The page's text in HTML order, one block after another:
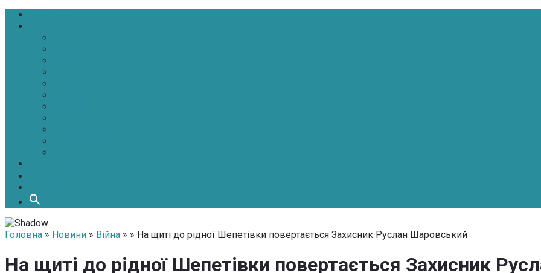
Головна » Новини » Війна » » На щиті до рідної Шепетівки повертається Захисник Руслан Шаровський
На щиті до рідної Шепетівки повертається Захисник